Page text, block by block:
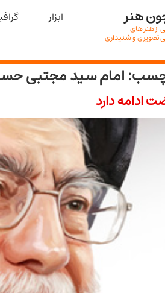
هنر
از هنر های
تصویری و شنیداری
ابزار
امام سید مجتبی
ادامه دارد